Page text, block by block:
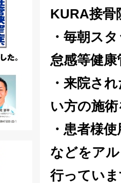
KURA接骨
・毎朝ス
怠感等健
・来院さ
い方の施
・患者様
などをア
行ってい